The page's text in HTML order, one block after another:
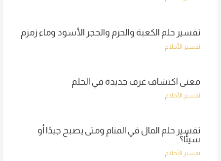
تفسير حلم الكعبة والحرم والحجر الأسود وماء زمزم
تفسير الأحلام
معنى اكتشاف غرف جديدة في الحلم
تفسير الأحلام
تفسير حلم المال في المنام ومتى يصبح جيدًا أو
سيئًا؟
تفسير الأحلام